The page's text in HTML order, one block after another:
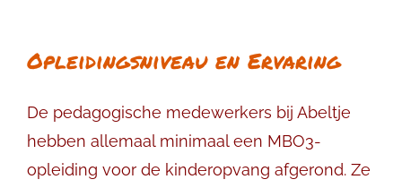
Opleidingsniveau en Ervaring
De pedagogische medewerkers bij Abeltje
hebben allemaal minimaal een MBO3-
opleiding voor de kinderopvang afgerond. Ze